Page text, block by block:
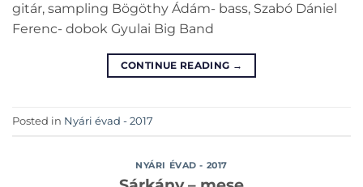
gitár, sampling Bögöthy Ádám- bass, Szabó Dániel
Ferenc- dobok Gyulai Big Band
CONTINUE READING →
Posted in Nyári évad - 2017
NYÁRI ÉVAD - 2017